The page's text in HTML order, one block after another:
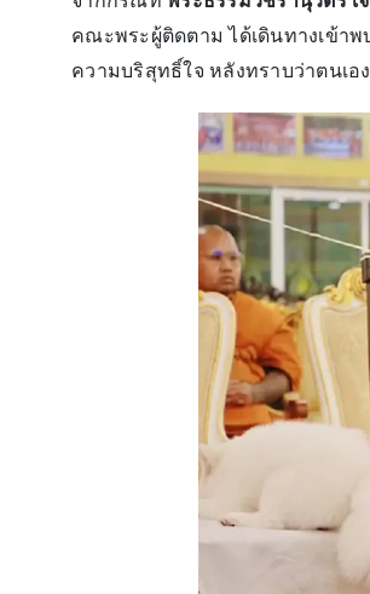
คณะพระผู้ติดตาม ได้เดินทางเข้า
ความบริสุทธิ์ใจ หลังทราบว่าตนเ